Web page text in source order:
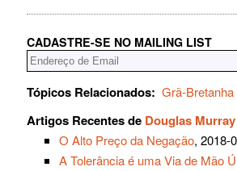
CADASTRE-SE NO MAILING LIST
Tópicos Relacionados: Grã-Bretanha
Artigos Recentes de Douglas Murray
O Alto Preço da Negação, 2018-
A Tolerância é uma Via de Mão